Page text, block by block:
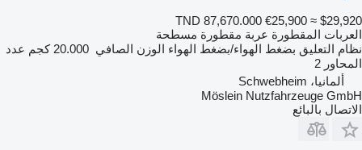
TND 87,670.000 €25,900 ≈ $29,920
العربات المقطورة عربة مقطورة مسطحة
نظام التعليق بضغط الهواء/بضغط الهواء الوزن الصافي 20.000 كجم
عدد
المحاور 2
ألمانيا، Schwebheim
Möslein Nutzfahrzeuge GmbH
الاتصال بالبائع